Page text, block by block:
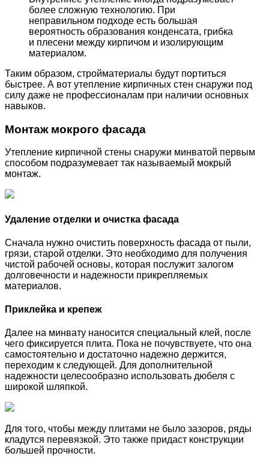
более сложную технологию. При
неправильном подходе есть большая
вероятность образования конденсата, грибка
и плесени между кирпичом и изолирующим
материалом.
Таким образом, стройматериалы будут портиться
быстрее. А вот утепление кирпичных стен снаружи под
силу даже не профессионалам при наличии основных
навыков.
Монтаж мокрого фасада
Утепление кирпичной стены снаружи минватой первым
способом подразумевает так называемый мокрый
монтаж.
Удаление отделки и очистка фасада
Сначала нужно очистить поверхность фасада от пыли,
грязи, старой отделки. Это необходимо для получения
чистой рабочей основы, которая послужит залогом
долговечности и надежности прикрепляемых
материалов.
Приклейка и крепеж
Далее на минвату наносится специальный клей, после
чего фиксируется плита. Пока не почувствуете, что она
самостоятельно и достаточно надежно держится,
переходим к следующей. Для дополнительной
надежности целесообразно использовать дюбеля с
широкой шляпкой.
Для того, чтобы между плитами не было зазоров, ряды
кладутся перевязкой. Это также придаст конструкции
большей прочности.